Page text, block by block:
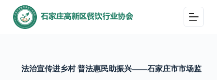
跳
过
法治宣传进乡村 普法惠民助振兴——石家庄市市场监